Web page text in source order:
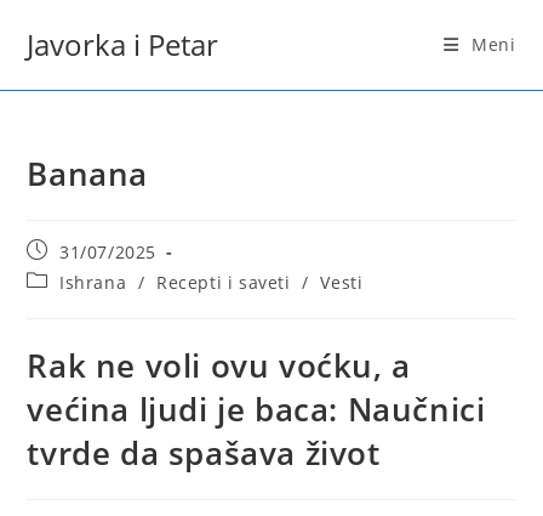
Javorka i Petar Meni
Banana
Post
published:
31/07/2025
PostIshrana / Recepti i saveti / Vesti
Rak ne voli ovu voćku, a
većina ljudi je baca: Naučnici
tvrde da spašava život